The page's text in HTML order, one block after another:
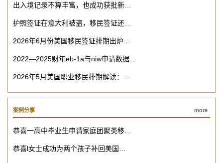
出入境记录不算丰富，也成功获批新…
护照签证在意大利被盗，移民签证还…
2026年6月份美国移民签证排期出炉…
2022—2025财年eb-1a与niw申请数据…
2026年5月美国职业移民排期解读：…
案例分享 more
恭喜一高中毕业生申请家庭团聚类移…
恭喜l女士成功为两个孩子补回美国…